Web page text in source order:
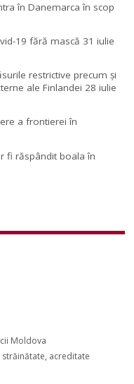
în Danemarca în scop
19 fără mască 31 iulie
restrictive precum și
ale Finlandei 28 iulie
a frontierei în
fi răspândit boala în
Moldova
acreditate